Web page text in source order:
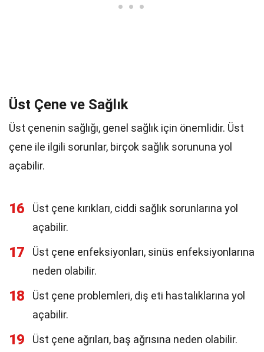
Üst Çene ve Sağlık
Üst çenenin sağlığı, genel sağlık için önemlidir. Üst
çene ile ilgili sorunlar, birçok sağlık sorununa yol
açabilir.
16
Üst çene kırıkları, ciddi sağlık sorunlarına yol
açabilir.
17
Üst çene enfeksiyonları, sinüs enfeksiyonlarına
neden olabilir.
18
Üst çene problemleri, diş eti hastalıklarına yol
açabilir.
19 Üst çene ağrıları, baş ağrısına neden olabilir.